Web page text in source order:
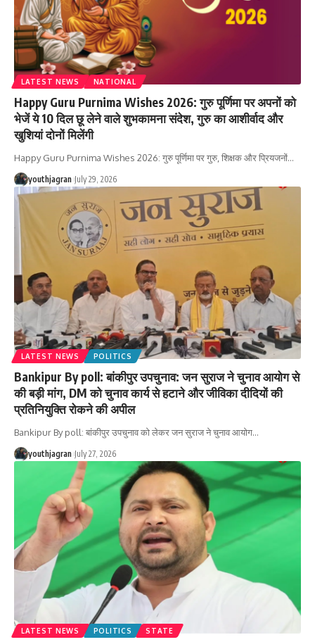
LATEST NEWS NATIONAL
Happy Guru Purnima Wishes 2026: गुरु पूर्णिमा पर अपनों को
भेजें ये 10 दिल छू लेने वाले शुभकामना संदेश, गुरु का आशीर्वाद और
खुशियां दोनों मिलेंगी
Happy Guru Purnima Wishes 2026: गुरु पूर्णिमा पर गुरु, शिक्षक और प्रियजनों…
youthjagran July 29, 2026
LATEST NEWS POLITICS
Bankipur By poll: बांकीपुर उपचुनाव: जन सुराज ने चुनाव आयोग से
की बड़ी मांग, DM को चुनाव कार्य से हटाने और जीविका दीदियों की
प्रतिनियुक्ति रोकने की अपील
Bankipur By poll: बांकीपुर उपचुनाव को लेकर जन सुराज ने चुनाव आयोग…
youthjagran July 27, 2026
LATEST NEWS POLITICS STATE